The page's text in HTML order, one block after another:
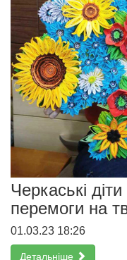
Черкаські
перемоги на
01.03.23 18:26
Детальніше